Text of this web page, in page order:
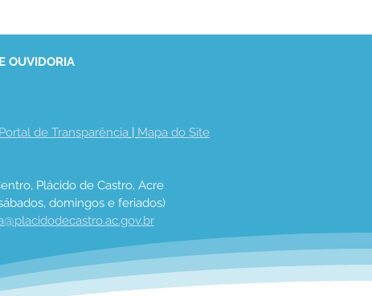
OUVIDORIA
Portal de Transparência | Mapa do Site
Plácido de Castro, Acre
domingos e feriados)